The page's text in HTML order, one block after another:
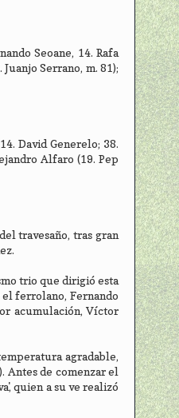
Seoane, 14. Rafa
Serrano, m. 81);
David Generelo; 38.
Alfaro (19. Pep
travesaño, tras gran
trio que dirigió esta
ferrolano, Fernando
acumulación, Víctor
agradable,
Antes de comenzar el
quien a su ve realizó